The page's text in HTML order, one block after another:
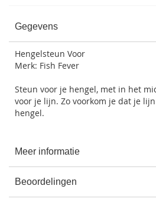
Gegevens
Hengelsteun Voor
Merk: Fish Fever
Steun voor je hengel, met in het
voor je lijn. Zo voorkom je dat je
hengel.
Meer informatie
Beoordelingen